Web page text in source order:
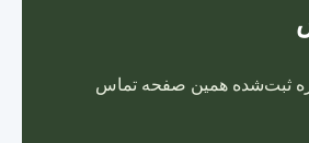
ثبت‌شده همین صفحه تماس